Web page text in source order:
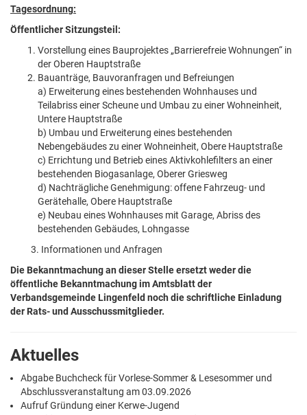
Tagesordnung:
Öffentlicher Sitzungsteil:
Vorstellung eines Bauprojektes „Barrierefreie Wohnungen“ in
der Oberen Hauptstraße
Bauanträge, Bauvoranfragen und Befreiungen
a) Erweiterung eines bestehenden Wohnhauses und
Teilabriss einer Scheune und Umbau zu einer Wohneinheit,
Untere Hauptstraße
b) Umbau und Erweiterung eines bestehenden
Nebengebäudes zu einer Wohneinheit, Obere Hauptstraße
c) Errichtung und Betrieb eines Aktivkohlefilters an einer
bestehenden Biogasanlage, Oberer Griesweg
d) Nachträgliche Genehmigung: offene Fahrzeug- und
Gerätehalle, Obere Hauptstraße
e) Neubau eines Wohnhauses mit Garage, Abriss des
bestehenden Gebäudes, Lohngasse
3. Informationen und Anfragen
Die Bekanntmachung an dieser Stelle ersetzt weder die
öffentliche Bekanntmachung im Amtsblatt der
Verbandsgemeinde Lingenfeld noch die schriftliche Einladung
der Rats- und Ausschussmitglieder.
Aktuelles
Abgabe Buchcheck für Vorlese-Sommer & Lesesommer und
Abschlussveranstaltung am 03.09.2026
Aufruf Gründung einer Kerwe-Jugend